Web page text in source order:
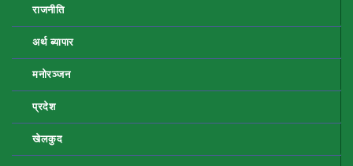
राजनीति
अर्थ ब्यापार
मनोरञ्जन
प्रदेश
खेलकुद